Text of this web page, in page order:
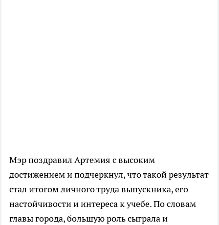
Мэр поздравил Артемия с высоким
достижением и подчеркнул, что такой результат
стал итогом личного труда выпускника, его
настойчивости и интереса к учебе. По словам
главы города, большую роль сыграла и